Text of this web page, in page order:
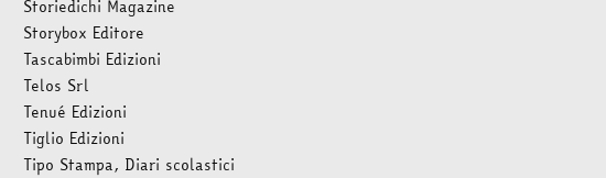
Storiedichi Magazine
Storybox Editore
Tascabimbi Edizioni
Telos Srl
Tenué Edizioni
Tiglio Edizioni
Tipo Stampa, Diari scolastici